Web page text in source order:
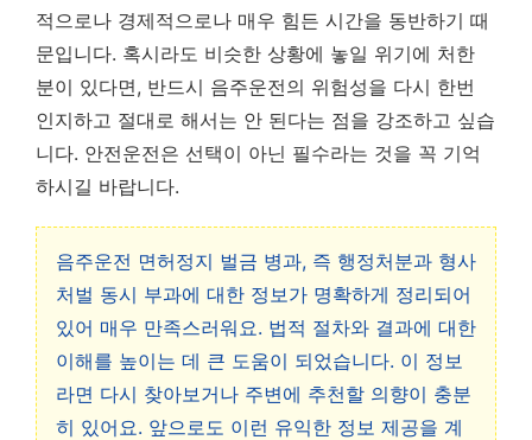
적으로나 경제적으로나 매우 힘든 시간을 동반하기 때
문입니다. 혹시라도 비슷한 상황에 놓일 위기에 처한
분이 있다면, 반드시 음주운전의 위험성을 다시 한번
인지하고 절대로 해서는 안 된다는 점을 강조하고 싶습
니다. 안전운전은 선택이 아닌 필수라는 것을 꼭 기억
하시길 바랍니다.
음주운전 면허정지 벌금 병과, 즉 행정처분과 형사
처벌 동시 부과에 대한 정보가 명확하게 정리되어
있어 매우 만족스러워요. 법적 절차와 결과에 대한
이해를 높이는 데 큰 도움이 되었습니다. 이 정보
라면 다시 찾아보거나 주변에 추천할 의향이 충분
히 있어요. 앞으로도 이런 유익한 정보 제공을 계